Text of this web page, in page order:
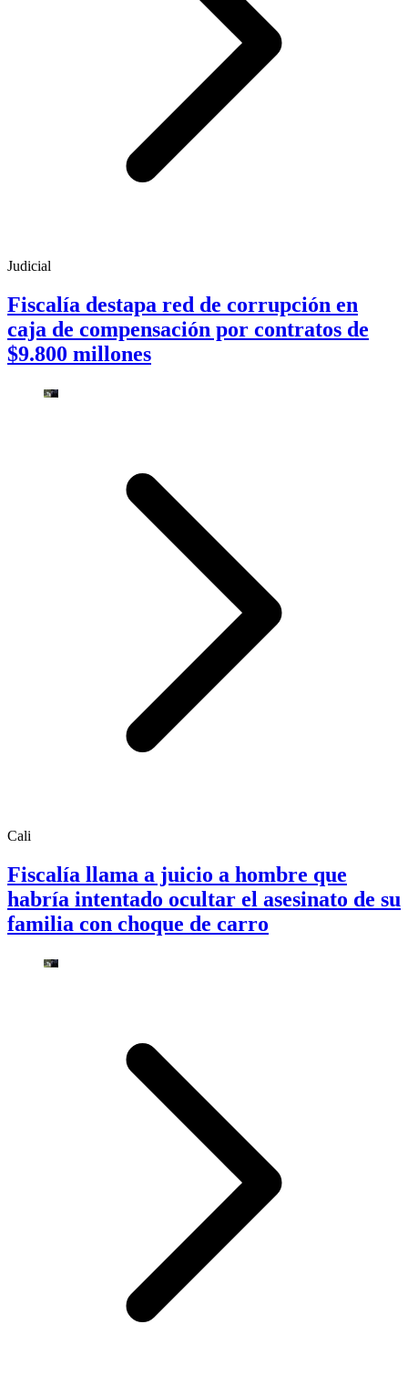
Judicial
Fiscalía destapa red de corrupción en
caja de compensación por contratos de
$9.800 millones
Cali
Fiscalía llama a juicio a hombre que
habría intentado ocultar el asesinato de su
familia con choque de carro